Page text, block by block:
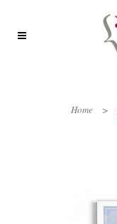
Home >